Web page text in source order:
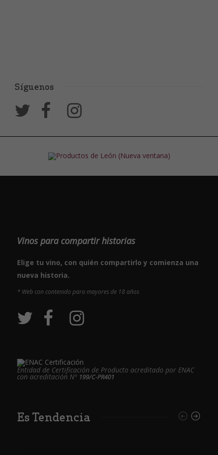
Síguenos
Vinos para compartir historias
Elige tu vino, con quién compartirlo y comienza una
nueva historia.
* Web con contenido para mayores de 18 años
Entidad de Certificación de Producto acreditado por ENAC
con acreditación Nº 199/C-PR401
Es Tendencia